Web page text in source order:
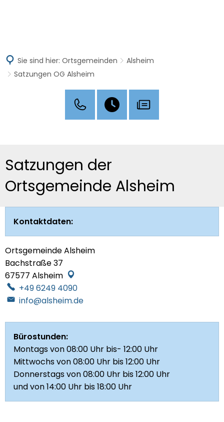
Sie sind hier: Ortsgemeinden
Alsheim
Satzungen OG Alsheim
Satzungen
OG
Alsheim
Satzungen der
Ortsgemeinde Alsheim
Kontaktdaten:
Ortsgemeinde Alsheim
Bachstraße 37
67577 Alsheim
+49 6249 4090
info@alsheim.de
Bürostunden:
Montags von 08:00 Uhr bis- 12:00 Uhr
Mittwochs von 08:00 Uhr bis 12:00 Uhr
Donnerstags von 08:00 Uhr bis 12:00 Uhr
und von 14:00 Uhr bis 18:00 Uhr